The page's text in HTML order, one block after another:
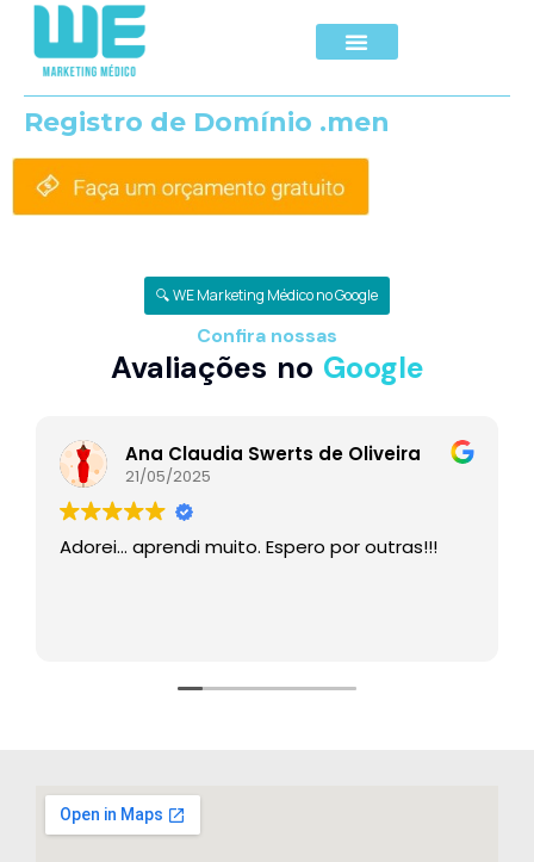
Registro de Domínio .men
🔍 WE Marketing Médico no Google
Confira nossas
Avaliações no Google
Ana Claudia Swerts de Oliveira
21/05/2025
Adorei… aprendi muito. Espero por outras!!!